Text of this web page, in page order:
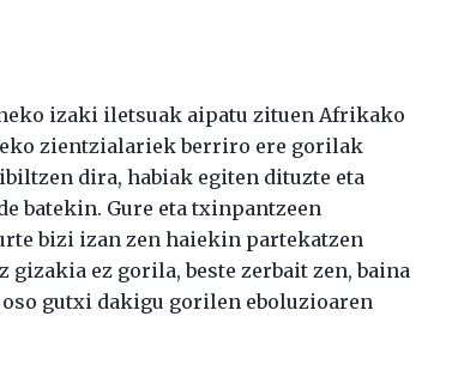
izaki iletsuak aipatu zituen Afrikako
zientzialariek berriro ere gorilak
dira, habiak egiten dituzte eta
batekin. Gure eta txinpantzeen
bizi izan zen haiekin partekatzen
gizakia ez gorila, beste zerbait zen, baina
gutxi dakigu gorilen eboluzioaren